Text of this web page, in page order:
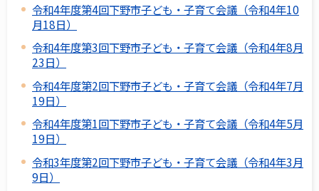
令和4年度第4回下野市子ども・子育て会議（令和4年10
月18日）
令和4年度第3回下野市子ども・子育て会議（令和4年8月
23日）
令和4年度第2回下野市子ども・子育て会議（令和4年7月
19日）
令和4年度第1回下野市子ども・子育て会議（令和4年5月
19日）
令和3年度第2回下野市子ども・子育て会議（令和4年3月
9日）